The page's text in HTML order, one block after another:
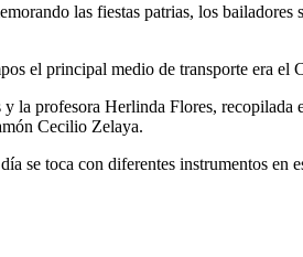
las fiestas patrias, los
el principal medio de transporte era el
la profesora Herlinda Flores,
Cecilio Zelaya.
se toca con diferentes instrumentos en